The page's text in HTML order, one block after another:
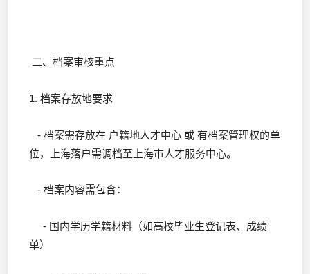
二、档案审核重点
1. 档案存放地要求
- 档案需存放在 户籍地人才中心 或 有档案管理权的单
位，上海落户需调档至上海市人才服务中心。
- 档案内容需包含：
- 国内学历学籍材料（如高校毕业生登记表、成绩
单）